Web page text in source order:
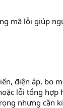
mã lỗi giúp
điện áp, bo
lỗi tổng hợp
nhưng cần